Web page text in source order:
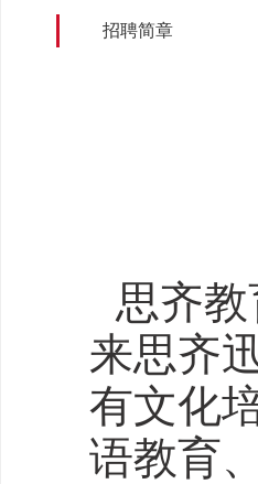
招聘简章
思齐
来思齐
有文化
语教育